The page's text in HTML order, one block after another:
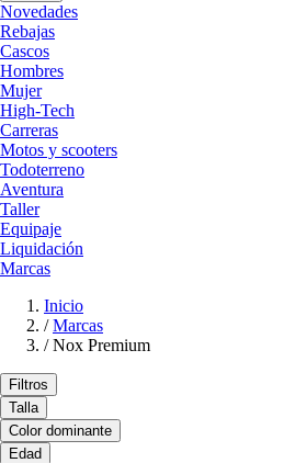
Novedades
Rebajas
Cascos
Hombres
Mujer
High-Tech
Carreras
Motos y scooters
Todoterreno
Aventura
Taller
Equipaje
Liquidación
Marcas
Inicio
/ Marcas
/ Nox Premium
Filtros
Talla
Color dominante
Edad